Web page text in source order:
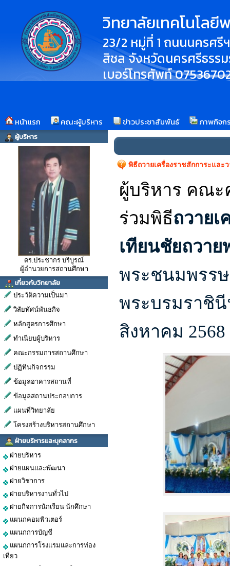
วิทยาลัยเทคโนโล
23/2 หมู่ที่ 1 ถนนนครศรี
สิชล จังหวัดนครศรีธรร
เบอร์โทรศัพท์
หน้าแรก คณะผู้บริหาร ข่าวประชาสัมพันธ์ ภาพกิจก
ผู้บริหาร
ดร.ประชากร บริบูรณ์
ผู้อำนวยการสถานศึกษา
เกี่ยวกับวิทยาลัย
ประวัติความเป็นมา
วิสัยทัศน์พันธกิจ
หลักสูตรการศึกษา
ทำเนียบผู้บริหาร
คณะกรรมการสถานศึกษา
ปฏิทินกิจกรรม
ข้อมูลอาคารสถานที่
ข้อมูลสถานประกอบการ
แผนที่วิทยาลัย
โครงสร้างบริหารสถานศึกษา
ฝ่ายบริหารและบุคลากร
ฝ่ายบริหาร
ฝ่ายแผนและพัฒนา
ฝ่ายวิชาการ
ฝ่ายบริหารงานทั่วไป
ฝ่ายกิจการนักเรียน นักศึกษา
แผนกคอมพิวเตอร์
แผนกการบัญชี
แผนกการโรงแรมและการท่อง
เที่ยว
พิธีถวายเครื่องราชสักการะและ
ผู้บริหาร คณะ
ร่วมพิธีถวาย
เทียนชัยถวา
พระชนมพรรษ
พระบรมราชิ
สิงหาคม 2568